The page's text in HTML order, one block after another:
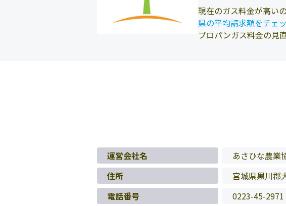
現在のガス料金が高い
県の平均請求額をチェ
プロパンガス料金の見
運営会社名
あさひな農業
住所
宮城県黒川郡
電話番号
0223-45-2971